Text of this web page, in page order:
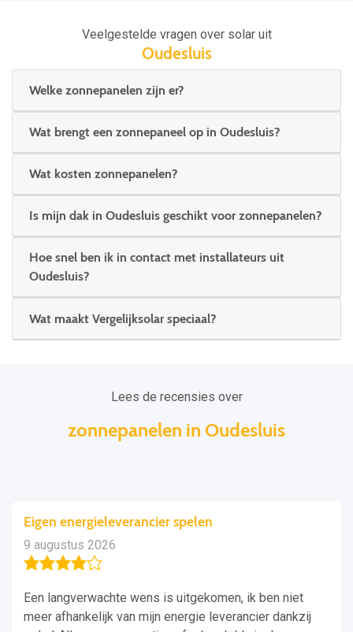
Veelgestelde vragen over solar uit
Oudesluis
Welke zonnepanelen zijn er?
Wat brengt een zonnepaneel op in Oudesluis?
Wat kosten zonnepanelen?
Is mijn dak in Oudesluis geschikt voor zonnepanelen?
Hoe snel ben ik in contact met installateurs uit
Oudesluis?
Wat maakt Vergelijksolar speciaal?
Lees de recensies over
zonnepanelen in Oudesluis
Eigen energieleverancier spelen
9 augustus 2026
Een langverwachte wens is uitgekomen, ik ben niet
meer afhankelijk van mijn energie leverancier dankzij